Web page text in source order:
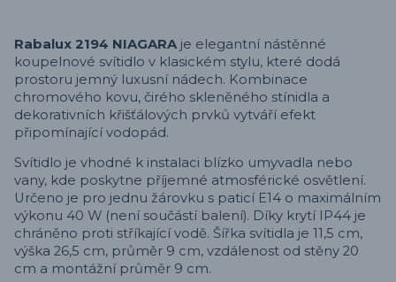
Rabalux 2194 NIAGARAje elegantní nástěnné
koupelnové svítidlo v klasickém stylu, které dodá
prostoru jemný luxusní nádech. Kombinace
chromového kovu, čirého skleněného stínidla a
dekorativních křišťálových prvků vytváří efekt
připomínající vodopád.
Svítidlo je vhodné k instalaci blízko umyvadla nebo
vany, kde poskytne příjemné atmosférické osvětlení.
Určeno je pro jednu žárovku s paticí E14 o maximálním
výkonu 40 W (není součástí balení). Díky krytí IP44 je
chráněno proti stříkající vodě. Šířka svítidla je 11,5 cm,
výška 26,5 cm, průměr 9 cm, vzdálenost od stěny 20
cm a montážní průměr 9 cm.